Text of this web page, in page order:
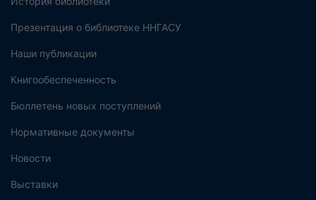
Презентация о библиотеке ННГАСУ
Наши публикации
Книгообеспеченность
Бюллетень новых поступлений
Нормативные документы
Новости
Выставки